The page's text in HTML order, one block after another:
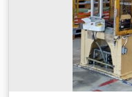
60 mm
Clubgrootte (P, L): 600/
Uitsteeksel vanaf het
mal: 600/850 mm
daN Bedrijfsluchtdruk:
Spanning: V 380
NIEUWE